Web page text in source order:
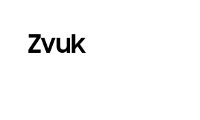
Zvuk